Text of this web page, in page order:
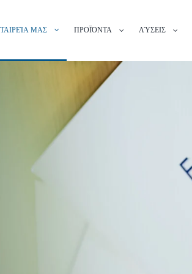
ΜΑΣ ΠΡΟΪΌΝΤΑ ΛΎΣΕΙΣ